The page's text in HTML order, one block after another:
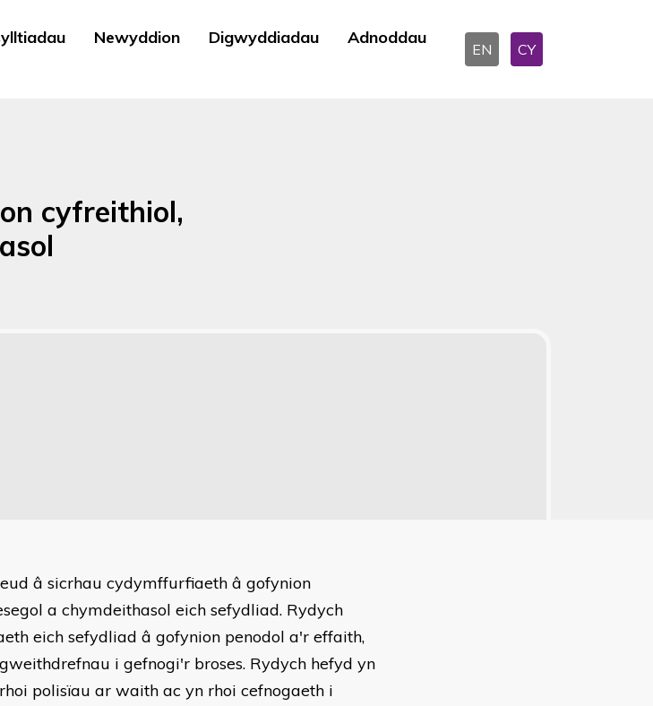
Newyddion Digwyddiadau Adnoddau
EN CY
cyfreithiol,
â sicrhau cydymffurfiaeth â gofynion
a chymdeithasol eich sefydliad. Rydych
eich sefydliad â gofynion penodol a'r effaith,
i gefnogi'r broses. Rydych hefyd yn
polisïau ar waith ac yn rhoi cefnogaeth i